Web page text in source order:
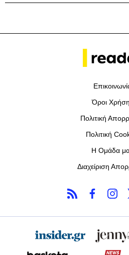
Όροι
Πολιτική
Πολιτική
Η Ομάδα
Διαχείριση